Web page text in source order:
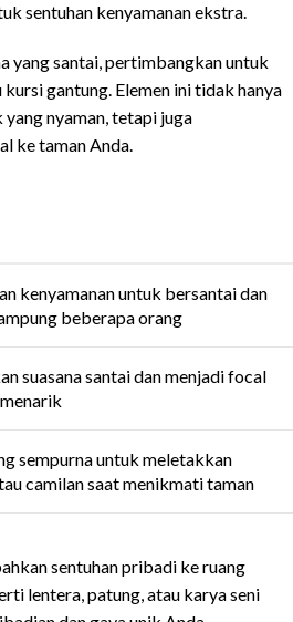
sentuhan kenyamanan ekstra.
yang santai, pertimbangkan untuk
gantung. Elemen ini tidak hanya
nyaman, tetapi juga
ke taman Anda.
kenyamanan untuk bersantai dan
beberapa orang
suasana santai dan menjadi focal
sempurna untuk meletakkan
camilan saat menikmati taman
sentuhan pribadi ke ruang
lentera, patung, atau karya seni